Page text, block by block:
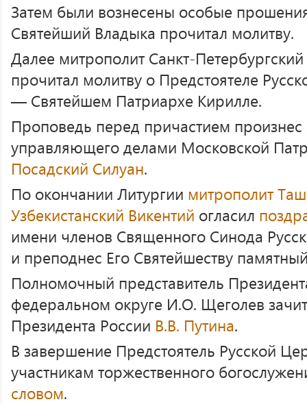
Затем были вознесены особые
Святейший Владыка прочитал молитву.
Далее митрополит Санкт-
прочитал молитву о Предстоятеле
— Святейшем Патриархе Кирилле.
Проповедь перед причастием произнес
управляющего делами Московской
Посадский Силуан.
По окончании Литургии митрополит
Узбекистанский Викентий огласил
имени членов Священного Синода
и преподнес Его Святейшеству
Полномочный представитель
федеральном округе И.О. Щеголев
Президента России В.В. Путина.
В завершение Предстоятель Русской
участникам торжественного
словом.